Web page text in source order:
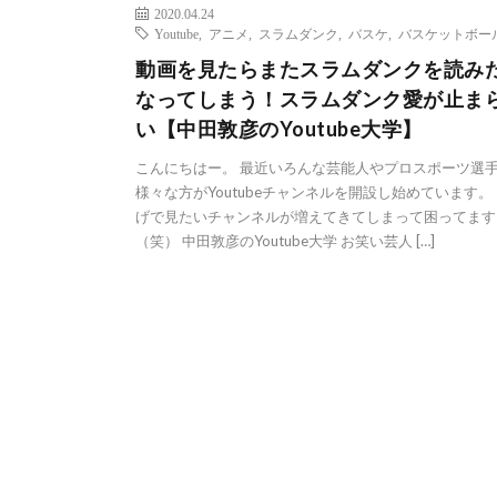
2020.04.24
Youtube
アニメ スラムダンク バスケ バスケットボー
動画を見たらまたスラムダンクを読み
なってしまう！スラムダンク愛が止ま
い【中田敦彦のYoutube大学】
こんにちはー。 最近いろんな芸能人やプロスポーツ選
様々な方がYoutubeチャンネルを開設し始めています。
げで見たいチャンネルが増えてきてしまって困ってます
（笑） 中田敦彦のYoutube大学 お笑い芸人 […]